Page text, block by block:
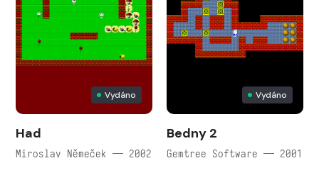
Vydáno
Had
Miroslav Němeček — 2002
Vydáno
Bedny 2
Gemtree Software — 2001